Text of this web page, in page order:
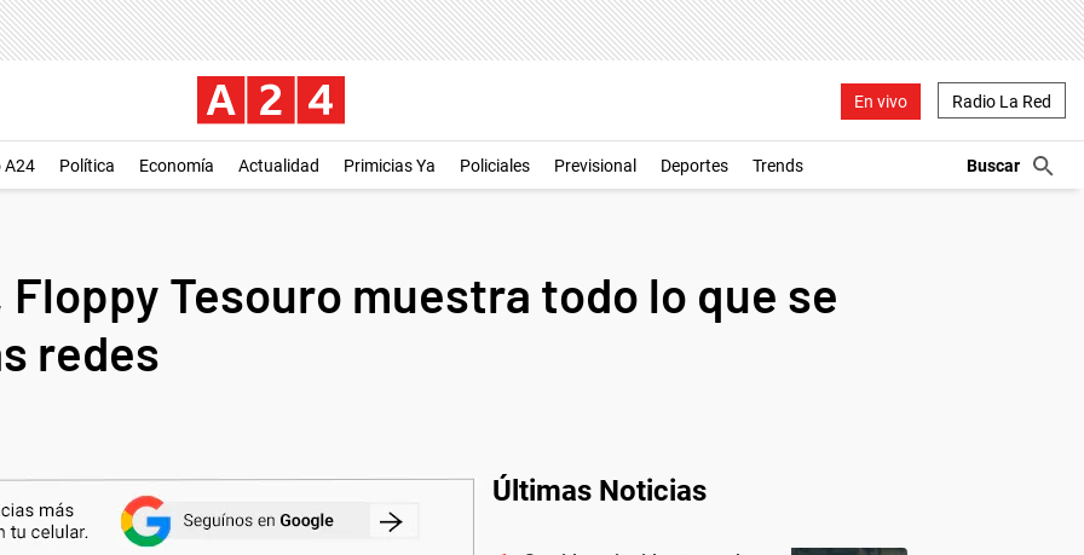
En vivo Radio La Red
A24 Política Economía Actualidad Primicias Ya Policiales Previsional Deportes Trends
Tesouro muestra todo lo que se
redes
Últimas Noticias